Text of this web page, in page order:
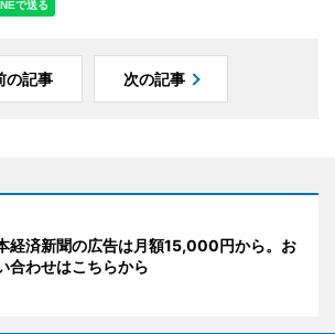
の記事 次の記事
経済新聞の広告は月額15,000円から。お
合わせはこちらから